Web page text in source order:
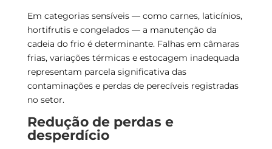
Em categorias sensíveis — como carnes, laticínios,
hortifrutis e congelados — a manutenção da
cadeia do frio é determinante. Falhas em câmaras
frias, variações térmicas e estocagem inadequada
representam parcela significativa das
contaminações e perdas de perecíveis registradas
no setor.
Redução de perdas e
desperdício